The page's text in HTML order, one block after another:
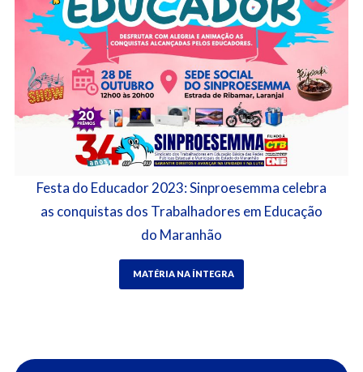
Festa do Educador 2023: Sinproesemma celebra
as conquistas dos Trabalhadores em Educação
do Maranhão
MATÉRIA NA ÍNTEGRA